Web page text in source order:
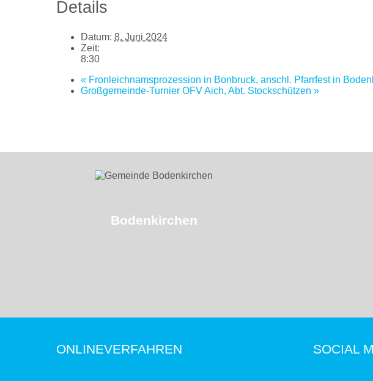
Details
Datum: 8. Juni 2024
Zeit:
8:30
« Fronleichnamsprozession in Bonbruck, anschl. Pfarrfest in
Großgemeinde-Turnier OFV Aich, Abt. Stockschützen»
Bodenkirchen
ONLINEVERFAHREN SOCIAL